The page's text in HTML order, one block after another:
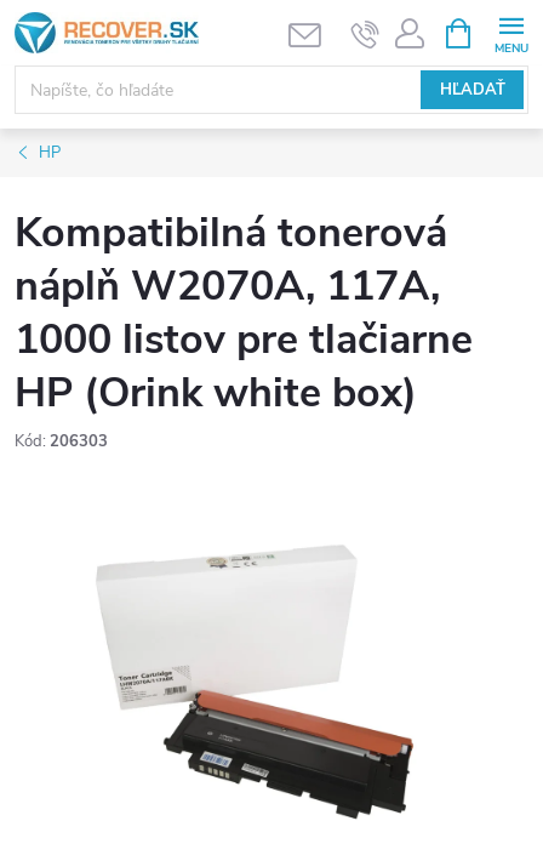
Prejsť
na
obsah
HĽADAŤ
KOŠÍK
HP
Kompatibilná tonerová
náplň W2070A, 117A,
1000 listov pre tlačiarne
HP (Orink white box)
Kód: 206303